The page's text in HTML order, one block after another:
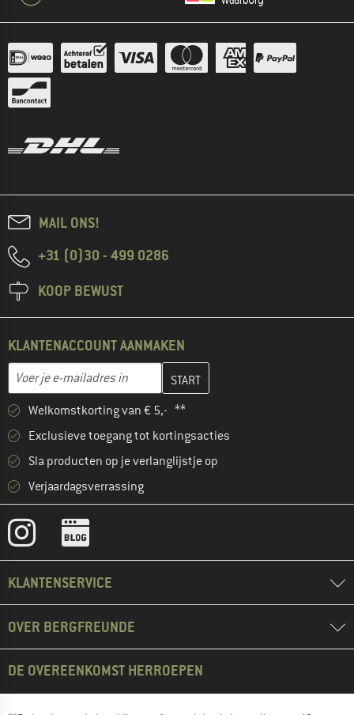
MAIL ONS!
+31 (0)30 - 499 0286
KOOP BEWUST
KLANTENACCOUNT AANMAKEN
E-mailadres
Vul je e-mailadres hier in en maak in de volgende stap je
Welkomstkorting van € 5,- **
Exclusieve toegang tot kortingsacties
Sla producten op je verlanglijstje op
Verjaardagsverrassing
KLANTENSERVICE
OVER BERGFREUNDE
DE OVEREENKOMST HERROEPEN